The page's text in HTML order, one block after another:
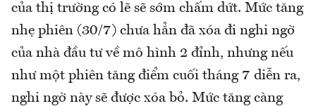
của thị trường có lẽ sẽ sớm chấm dứt. Mức tăng
nhẹ phiên (30/7) chưa hẳn đã xóa đi nghi ngờ
của nhà đầu tư về mô hình 2 đỉnh, nhưng nếu
như một phiên tăng điểm cuối tháng 7 diễn ra,
nghi ngờ này sẽ được xóa bỏ. Mức tăng càng